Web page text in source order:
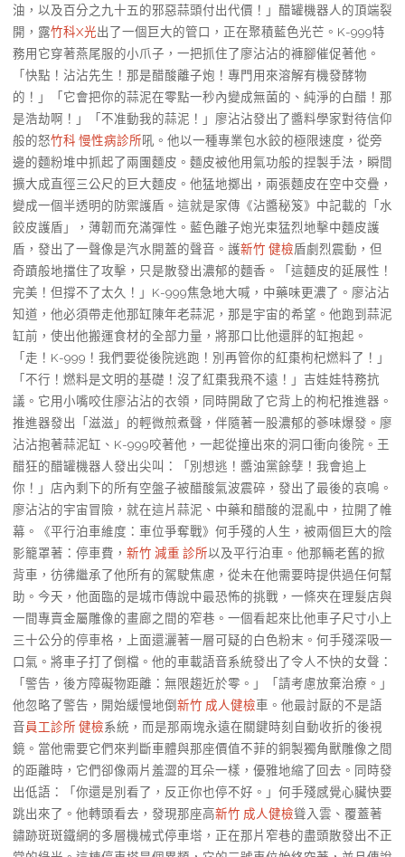
油，以及百分之九十五的邪惡蒜頭付出代價！」醋罐機器人的頂端裂
開，露竹科X光出了一個巨大的管口，正在聚積藍色光芒。K-999特
務用它穿著燕尾服的小爪子，一把抓住了廖沾沾的褲腳催促著他。
「快點！沾沾先生！那是醋酸離子炮！專門用來溶解有機發酵物
的！」「它會把你的蒜泥在零點一秒內變成無菌的、純淨的白醋！那
是浩劫啊！」「不准動我的蒜泥！」廖沾沾發出了醬料學家對待信仰
般的怒竹科 慢性病診所吼。他以一種專業包水餃的極限速度，從旁
邊的麵粉堆中抓起了兩團麵皮。麵皮被他用氣功般的捏製手法，瞬間
擴大成直徑三公尺的巨大麵皮。他猛地擲出，兩張麵皮在空中交疊，
變成一個半透明的防禦護盾。這就是家傳《沾醬秘笈》中記載的「水
餃皮護盾」，薄韌而充滿彈性。藍色離子炮光束猛烈地擊中麵皮護
盾，發出了一聲像是汽水開蓋的聲音。護新竹 健檢盾劇烈震動，但
奇蹟般地擋住了攻擊，只是散發出濃郁的麵香。「這麵皮的延展性！
完美！但撐不了太久！」K-999焦急地大喊，中藥味更濃了。廖沾沾
知道，他必須帶走他那缸陳年老蒜泥，那是宇宙的希望。他跑到蒜泥
缸前，使出他搬運食材的全部力量，將那口比他還胖的缸抱起。
「走！K-999！我們要從後院逃跑！別再管你的紅棗枸杞燃料了！」
「不行！燃料是文明的基礎！沒了紅棗我飛不遠！」吉娃娃特務抗
議。它用小嘴咬住廖沾沾的衣領，同時開啟了它背上的枸杞推進器。
推進器發出「滋滋」的輕微煎煮聲，伴隨著一股濃郁的蔘味爆發。廖
沾沾抱著蒜泥缸、K-999咬著他，一起從撞出來的洞口衝向後院。王
醋狂的醋罐機器人發出尖叫：「別想逃！醬油黨餘孽！我會追上
你！」店內剩下的所有空盤子被醋酸氣波震碎，發出了最後的哀鳴。
廖沾沾的宇宙冒險，就在這片蒜泥、中藥和醋酸的混亂中，拉開了帷
幕。《平行泊車維度：車位爭奪戰》何手殘的人生，被兩個巨大的陰
影籠罩著：停車費， 新竹 減重 診所以及平行泊車。他那輛老舊的掀
背車，彷彿繼承了他所有的駕駛焦慮，從未在他需要時提供過任何幫
助。今天，他面臨的是城市傳說中最恐怖的挑戰，一條夾在理髮店與
一間專賣金屬雕像的畫廊之間的窄巷。一個看起來比他車子尺寸小上
三十公分的停車格，上面還灑著一層可疑的白色粉末。何手殘深吸一
口氣。將車子打了倒檔。他的車載語音系統發出了令人不快的女聲：
「警告，後方障礙物距離：無限趨近於零。」「請考慮放棄治療。」
他忽略了警告，開始緩慢地倒新竹 成人健檢車。他最討厭的不是語
音員工診所 健檢系統，而是那兩塊永遠在關鍵時刻自動收折的後視
鏡。當他需要它們來判斷車體與那座價值不菲的銅製獨角獸雕像之間
的距離時，它們卻像兩片羞澀的耳朵一樣，優雅地縮了回去。同時發
出低語：「你還是別看了，反正你也停不好。」何手殘感覺心臟快要
跳出來了。他轉頭看去，發現那座高新竹 成人健檢聳入雲、覆蓋著
鏽跡斑斑鐵網的多層機械式停車塔，正在那片窄巷的盡頭散發出不正